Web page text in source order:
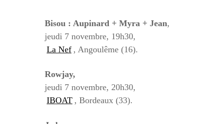
Bisou : Aupinard + Myra + Jean,
jeudi 7 novembre, 19h30,
La Nef , Angoulême (16).
Rowjay,
jeudi 7 novembre, 20h30,
IBOAT , Bordeaux (33).